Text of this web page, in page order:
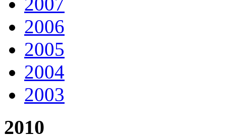
2006
2005
2004
2003
2010